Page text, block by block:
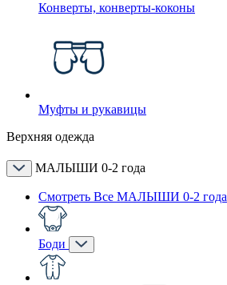
Конверты, конверты-коконы
Муфты и рукавицы
Верхняя одежда
МАЛЫШИ 0-2 года
Смотреть Все МАЛЫШИ 0-2 года
Боди